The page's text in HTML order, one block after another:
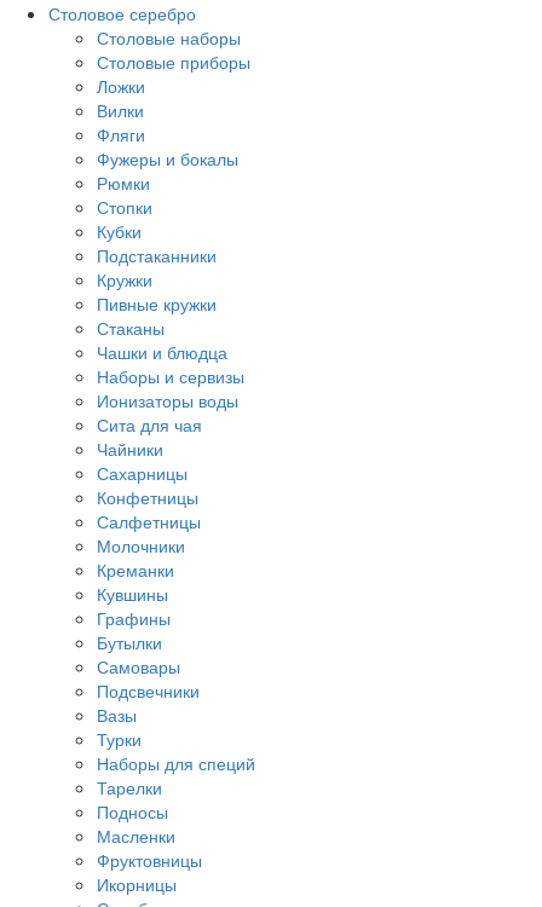
Столовое серебро
Столовые наборы
Столовые приборы
Ложки
Вилки
Фляги
Фужеры и бокалы
Рюмки
Стопки
Кубки
Подстаканники
Кружки
Пивные кружки
Стаканы
Чашки и блюдца
Наборы и сервизы
Ионизаторы воды
Сита для чая
Чайники
Сахарницы
Конфетницы
Салфетницы
Молочники
Креманки
Кувшины
Графины
Бутылки
Самовары
Подсвечники
Вазы
Турки
Наборы для специй
Тарелки
Подносы
Масленки
Фруктовницы
Икорницы